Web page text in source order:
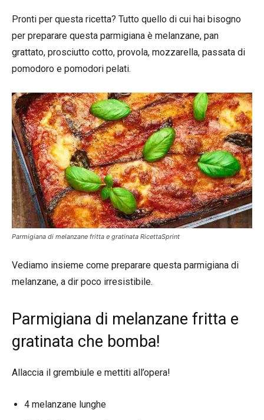
Pronti per questa ricetta? Tutto quello di cui hai bisogno
per preparare questa parmigiana è melanzane, pan
grattato, prosciutto cotto, provola, mozzarella, passata di
pomodoro e pomodori pelati.
Parmigiana di melanzane fritta e gratinata RicettaSprint
Vediamo insieme come preparare questa parmigiana di
melanzane, a dir poco irresistibile.
Parmigiana di melanzane fritta e
gratinata che bomba!
Allaccia il grembiule e mettiti all’opera!
4 melanzane lunghe